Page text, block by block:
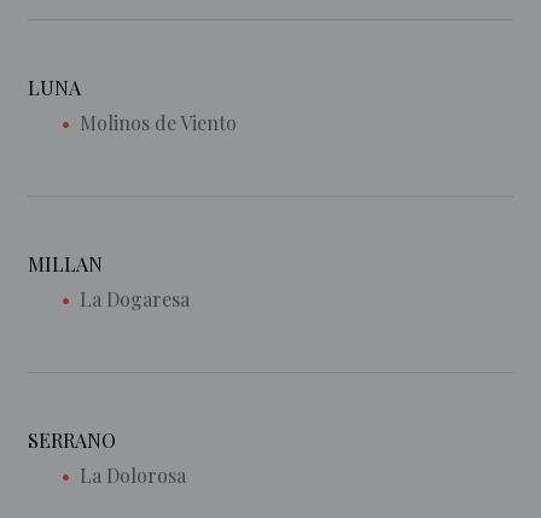
LUNA
Molinos de Viento
MILLAN
La Dogaresa
SERRANO
La Dolorosa